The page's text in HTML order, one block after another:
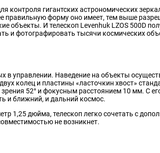
контроля гигантских астрономических
правильную форму оно имеет, тем выше
объекты. И телескоп Levenhuk LZOS 500D
и фотографировать тысячи космических
управлении. Наведение на объекты
колец и пластины «ласточкин хвост»
52° и фокусным расстоянием 10 мм. С
и ближний, и дальний космос.
1,25 дюйма, телескоп легко сочетать с
не возникнет.